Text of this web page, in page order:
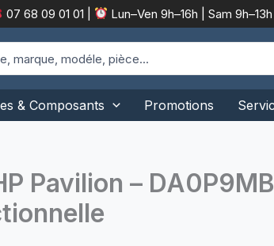
07 68 09 01 01 Lun–Ven 9h–16h | Sam 9h–13h
& Composants Promotions
Pavilion –